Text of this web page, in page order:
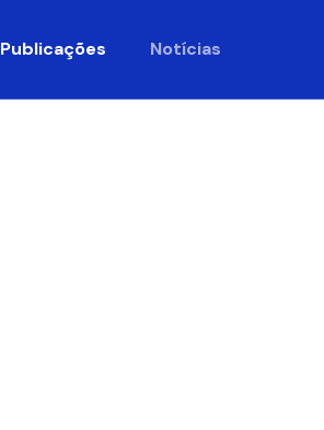
Publicações Notícias